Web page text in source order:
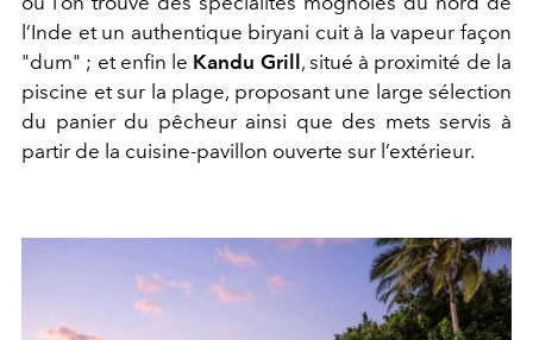
l’Inde et un authentique biryani cuit à la vapeur façon
"dum" ; et enfin le Kandu Grill , situé à proximité de la
piscine et sur la plage, proposant une large sélection
du panier du pêcheur ainsi que des mets servis à
partir de la cuisine‐pavillon ouverte sur l’extérieur.